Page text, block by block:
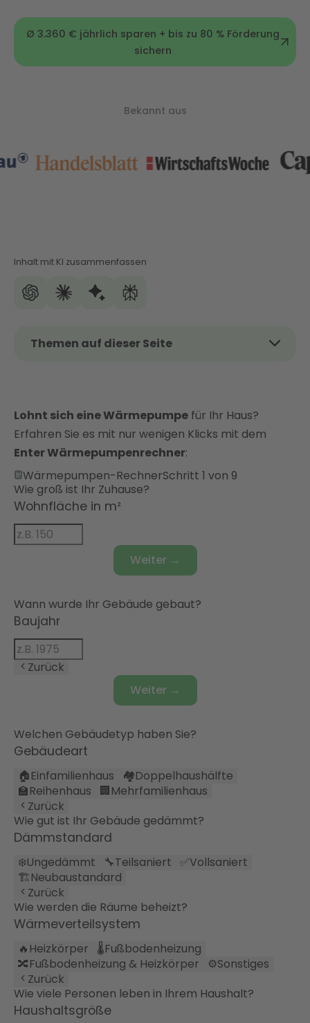
Ø 3.360 € jährlich sparen + bis zu 80 % Förderung
sichern
Bekannt aus
Inhalt mit KI zusammenfassen
Themen auf dieser Seite
Vorteile und Nachteile einer Luft-Wasser-
Wärmepumpe
Was kostet eine Luft-Wasser-Wärmepumpe?
Hohe staatliche Förderungen für Luft-Wasser-
Wärmepumpen
Mit Enter zu Ihrer idealen Wärmepumpenlösung
FAQ
Lohnt sich eine Wärmepumpe für Ihr Haus?
Erfahren Sie es mit nur wenigen Klicks mit dem
Enter Wärmepumpenrechner:
Wärmepumpen-RechnerSchritt 1 von 9
Wie groß ist Ihr Zuhause?
Wohnfläche in m²
Weiter →
Wann wurde Ihr Gebäude gebaut?
Baujahr
Zurück
Weiter →
Welchen Gebäudetyp haben Sie?
Gebäudeart
🏠Einfamilienhaus 🏘️Doppelhaushälfte
🏫Reihenhaus 🏢Mehrfamilienhaus
Zurück
Wie gut ist Ihr Gebäude gedämmt?
Dämmstandard
❄️Ungedämmt 🔧Teilsaniert ✅Vollsaniert
🏗️Neubaustandard
Zurück
Wie werden die Räume beheizt?
Wärmeverteilsystem
🔥 Heizkörper 🌡️Fußbodenheizung
🔀Fußbodenheizung & Heizkörper ⚙️Sonstiges
Zurück
Wie viele Personen leben in Ihrem Haushalt?
Haushaltsgröße